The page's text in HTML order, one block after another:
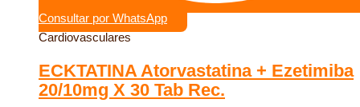
Consultar por WhatsApp
Cardiovasculares
ECKTATINA Atorvastatina + Ezetimiba
20/10mg X 30 Tab Rec.